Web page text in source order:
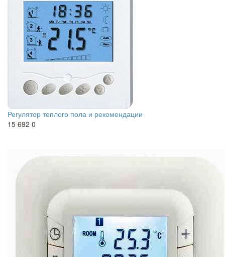
Регулятор теплого пола и рекомендации
15 692 0